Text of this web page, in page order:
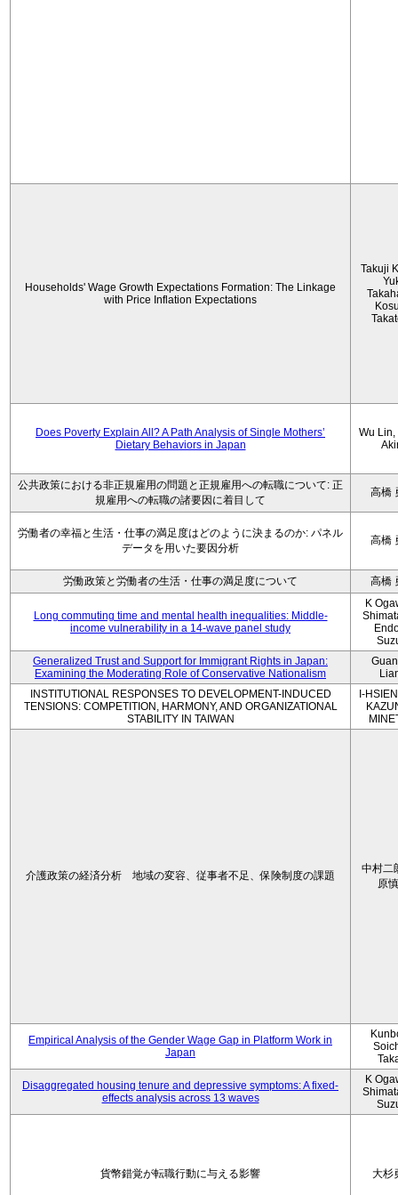
Households' Wage Growth Expectations Formation: The Linkage
with Price Inflation Expectations
Takuji
Does Poverty Explain All? A Path Analysis of Single Mothers’
Dietary Behaviors in Japan
Wu Lin,
公共政策における非正規雇用の問題と正規雇用への転職について: 正
規雇用への転職の諸要因に着目して
高橋
労働者の幸福と生活・仕事の満足度はどのように決まるのか: パネル
データを用いた要因分析
高橋
労働政策と労働者の生活・仕事の満足度について 高橋
Long commuting time and mental health inequalities: Middle-
income vulnerability in a 14-wave panel study
K
Generalized Trust and Support for Immigrant Rights in Japan:
Examining the Moderating Role of Conservative Nationalism
INSTITUTIONAL RESPONSES TO DEVELOPMENT-INDUCED
TENSIONS: COMPETITION, HARMONY, AND ORGANIZATIONAL
STABILITY IN TAIWAN
I-
介護政策の経済分析 地域の変容、従事者不足、保険制度の課題
中村二
原
Empirical Analysis of the Gender Wage Gap in Platform Work in
Japan
Disaggregated housing tenure and depressive symptoms: A fixed-
effects analysis across 13 waves
K
貨幣錯覚が転職行動に与える影響 大杉